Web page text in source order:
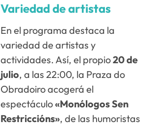
Variedad de artistas
En el programa destaca la
variedad de artistas y
actividades. Así, el propio20 de
julio, a las 22:00, la Praza do
Obradoiro acogerá el
espectáculo«Monólogos Sen
Restriccións», de las humoristas